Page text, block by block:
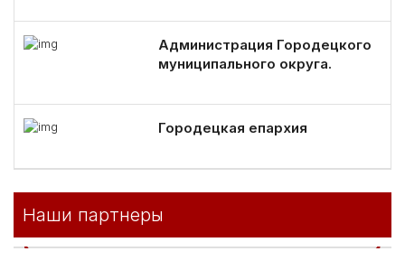
Администрация Городецкого
муниципального округа.
Городецкая епархия
Наши партнеры